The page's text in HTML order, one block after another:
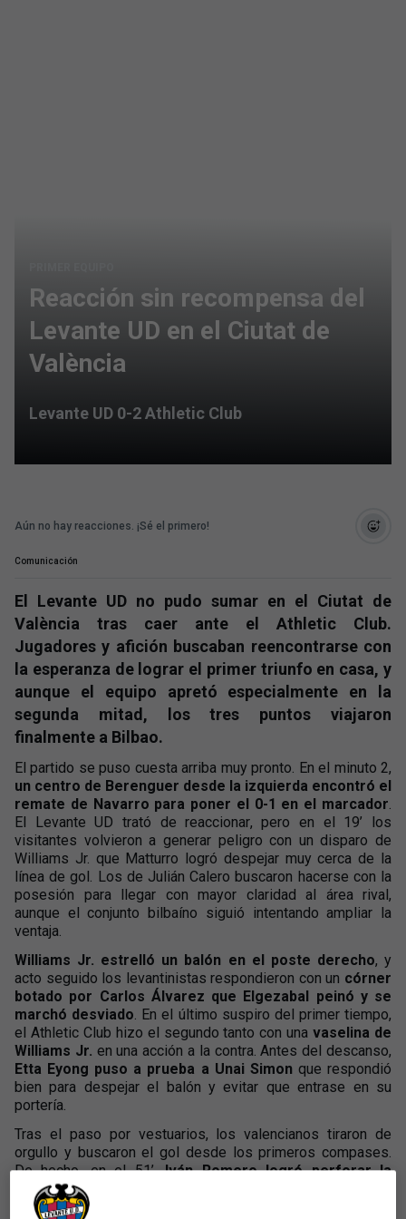
Reacción sin recompensa del
Levante UD en el Ciutat de
València
Levante UD 0-2 Athletic Club
Aún no hay reacciones. ¡Sé el primero!
Comunicación
El Levante UD no pudo sumar en el Ciutat de
València tras caer ante el Athletic Club.
Jugadores y afición buscaban reencontrarse con
la esperanza de lograr el primer triunfo en casa, y
aunque el equipo apretó especialmente en la
segunda mitad, los tres puntos viajaron
finalmente a Bilbao.
El partido se puso cuesta arriba muy pronto. En el minuto 2,
un centro de Berenguer desde la izquierda encontró el
remate de Navarro para poner el 0-1 en el marcador.
El Levante UD trató de reaccionar, pero en el 19’ los
visitantes volvieron a generar peligro con un disparo de
Williams Jr. que Matturro logró despejar muy cerca de la
línea de gol. Los de Julián Calero buscaron hacerse con la
posesión para llegar con mayor claridad al área rival,
aunque el conjunto bilbaíno siguió intentando ampliar la
ventaja.
Williams Jr. estrelló un balón en el poste derecho, y
acto seguido los levantinistas respondieron con un córner
botado por Carlos Álvarez que Elgezabal peinó y se
marchó desviado. En el último suspiro del primer tiempo,
el Athletic Club hizo el segundo tanto con unavaselina de
Williams Jr. en una acción a la contra. Antes del descanso,
Etta Eyong puso a prueba a Unai Simon que respondió
bien para despejar el balón y evitar que entrase en su
portería.
Tras el paso por vestuarios, los valencianos tiraron de
orgullo y buscaron el gol desde los primeros compases.
De hecho, en el 51’,Iván Romero logró perforar la
portería contraria, pero el colegiado anuló la acción
por fuera de juego